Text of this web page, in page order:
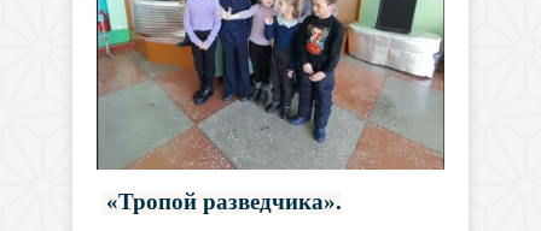
«Тропой разведчика».